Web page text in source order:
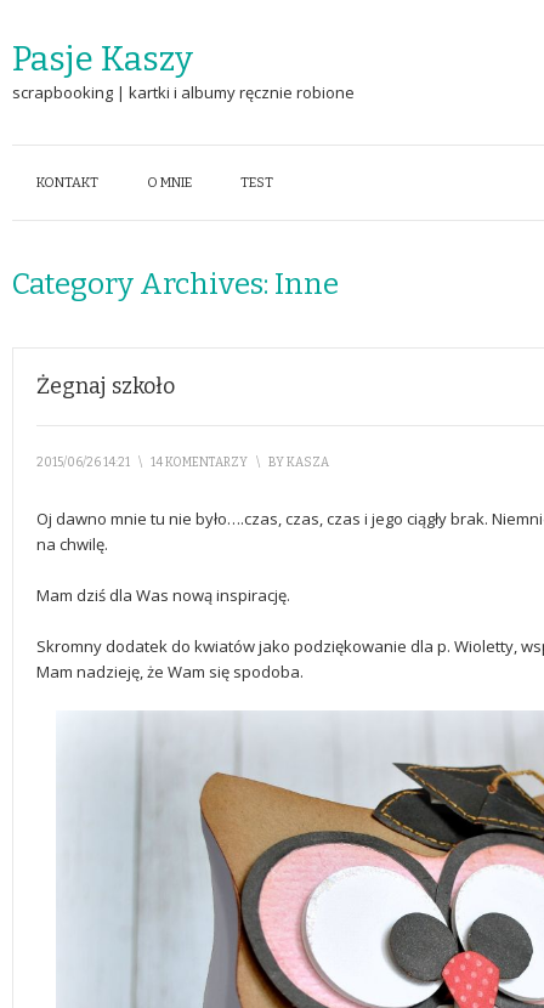
Pasje Kaszy
scrapbooking | kartki i albumy ręcznie robione
KONTAKT O MNIE TEST
Category Archives: Inne
Żegnaj szkoło
2015/06/26 14:21 \ 14 KOMENTARZY \ BYKASZA
Oj dawno mnie tu nie było….czas, czas, czas i jego ciągły brak.
na chwilę.
Mam dziś dla Was nową inspirację.
Skromny dodatek do kwiatów jako podziękowanie dla p. Wioletty,
Mam nadzieję, że Wam się spodoba.